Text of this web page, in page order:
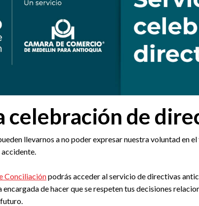
celebración de
llevarnos a no poder expresar nuestra voluntad en
Conciliaciónpodrás acceder al servicio de directivas
de hacer que se respeten tus decisiones